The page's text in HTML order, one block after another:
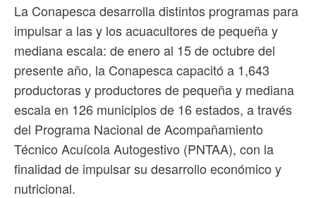
La Conapesca desarrolla distintos programas para
impulsar a las y los acuacultores de pequeña y
mediana escala: de enero al 15 de octubre del
presente año, la Conapesca capacitó a 1,643
productoras y productores de pequeña y mediana
escala en 126 municipios de 16 estados, a través
del Programa Nacional de Acompañamiento
Técnico Acuícola Autogestivo (PNTAA), con la
finalidad de impulsar su desarrollo económico y
nutricional.